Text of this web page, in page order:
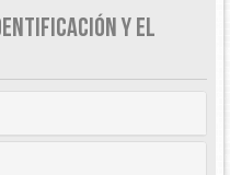
Y EL